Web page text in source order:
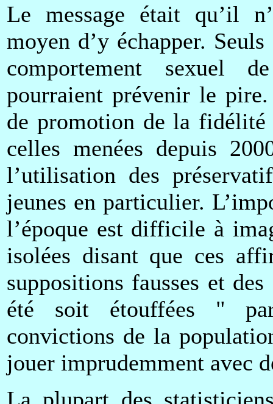
Le message était qu’il
moyen d’y échapper.
comportement sexuel
pourraient prévenir le pire.
de promotion de la fidélité
celles menées depuis
l’utilisation des
jeunes en particulier.
l’époque est difficile à
isolées disant que ces
suppositions fausses et
été soit étouffées "
convictions de la
jouer imprudemment avec